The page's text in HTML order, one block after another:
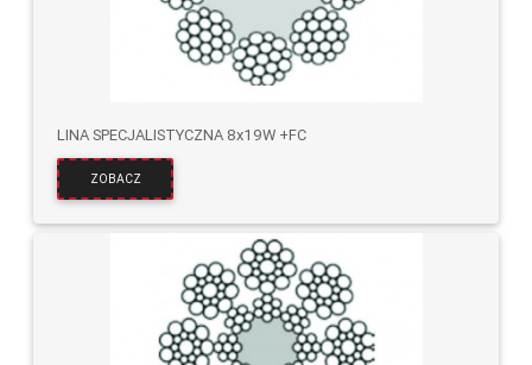
LINA SPECJALISTYCZNA 8x19W +FC
ZOBACZ